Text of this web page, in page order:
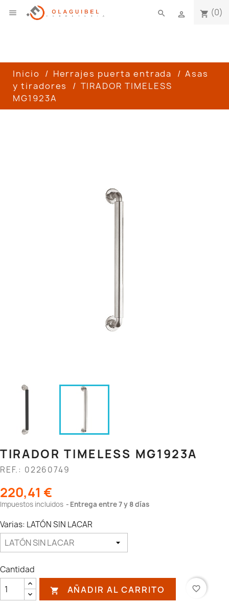
 shopping_cart (0)

search
Inicio Herrajes puerta entrada
Asas
y tiradores
TIRADOR TIMELESS
MG1923A
TIRADOR TIMELESS MG1923A
REF.: 02260749
220,41 €
Impuestos incluidos Entrega entre 7 y 8 días
Varias: LATÓN SIN LACAR
Cantidad
 AÑADIR AL CARRITO favorite_border